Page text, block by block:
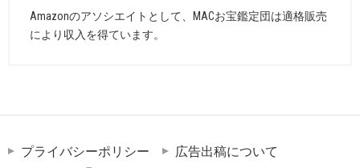
Amazonのアソシエイトとして、MACお宝鑑定団は適格販売
により収入を得ています。
プライバシーポリシー
広告出稿について